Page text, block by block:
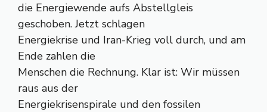
die Energiewende aufs Abstellgleis
geschoben. Jetzt schlagen
Energiekrise und Iran-Krieg voll durch, und am
Ende zahlen die
Menschen die Rechnung. Klar ist: Wir müssen
raus aus der
Energiekrisenspirale und den fossilen